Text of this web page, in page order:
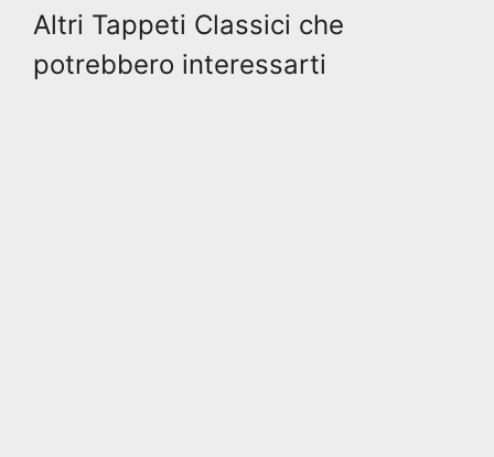
Altri Tappeti Classici che
potrebbero interessarti